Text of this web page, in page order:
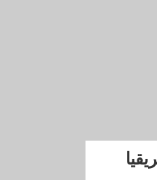
إفريقيا